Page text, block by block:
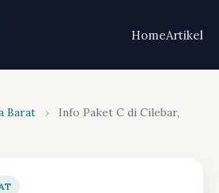
HomeArtikel
Barat ›
Info Paket C di Cilebar,